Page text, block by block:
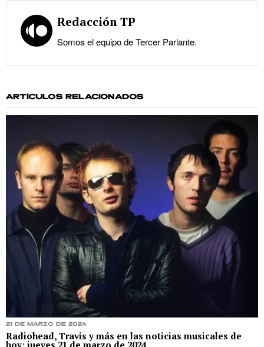
Redacción TP
Somos el equipo de Tercer Parlante.
ARTÍCULOS RELACIONADOS
21 de marzo de 2024
Radiohead, Travis y más en las noticias musicales de
hoy: jueves 21 de marzo de 2024